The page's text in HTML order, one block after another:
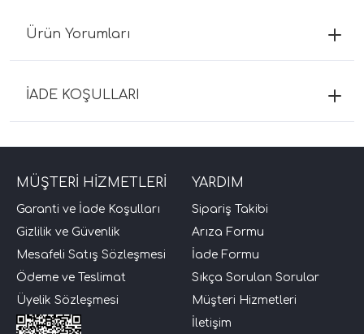
Ürün Yorumları
İADE KOŞULLARI
MÜŞTERİ HİZMETLERİ
Garanti ve İade Koşulları
Gizlilik ve Güvenlik
Mesafeli Satış Sözleşmesi
Ödeme ve Teslimat
Üyelik Sözleşmesi
YARDIM
Sipariş Takibi
Arıza Formu
İade Formu
Sıkça Sorulan Sorular
Müşteri Hizmetleri
İletişim